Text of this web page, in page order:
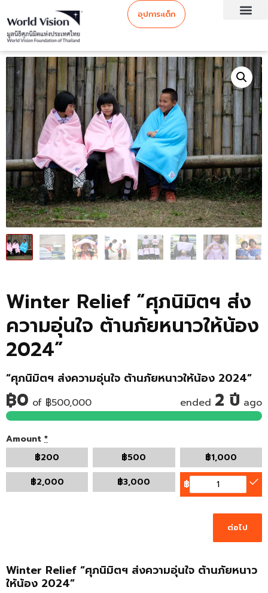
อุปการะเด็ก
Winter Relief “ศุภนิมิตฯ ส่ง
ความอุ่นใจ ต้านภัยหนาวให้น้อง
2024”
“ศุภนิมิตฯ ส่งความอุ่นใจ ต้านภัยหนาวให้น้อง 2024”
฿0 of ฿500,000 ended 2 ปี ago
Amount *
฿200 ฿500 ฿1,000
฿2,000 ฿3,000 ฿
ต่อไป
Winter Relief “ศุภนิมิตฯ ส่งความอุ่นใจ ต้านภัยหนาว
ให้น้อง 2024”